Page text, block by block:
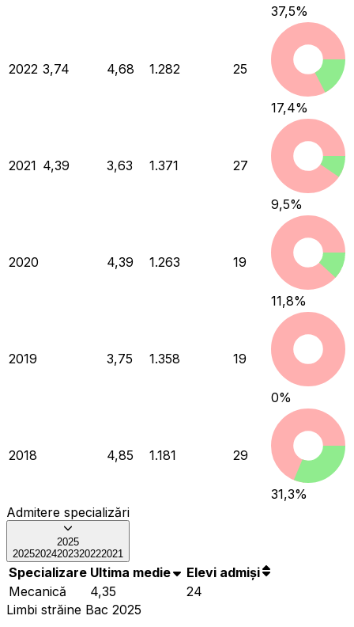
37,5%
2022 3,74 4,68 1.282 25
17,4%
2021 4,39 3,63 1.371 27
9,5%
2020 4,39 1.263 19
11,8%
2019 3,75 1.358 19
0%
2018 4,85 1.181 29
31,3%
Admitere specializări
2025
20252024202320222021
Specializare Ultima medie
Elevi admiși
Mecanică
4,35
24
Limbi străine Bac 2025